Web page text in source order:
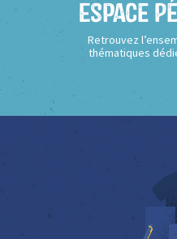
Espace
Retrouvez
thématiques